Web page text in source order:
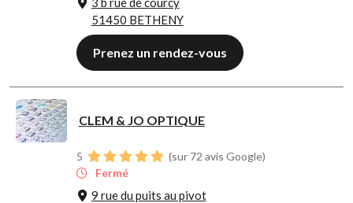
51450 BETHENY
Prenez un rendez-vous
CLEM & JO OPTIQUE
5
(sur 72 avis Google)
Fermé
9 rue du puits au pivot